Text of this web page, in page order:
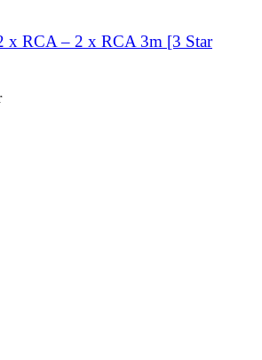
x RCA – 2 x RCA 3m [3 Star